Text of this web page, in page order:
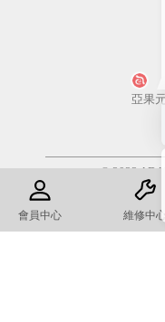
會員中心 維修中心
亞果
© 2022
使